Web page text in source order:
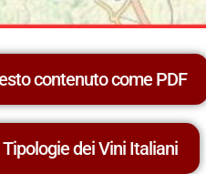
contenuto come PDF
dei Vini Italiani